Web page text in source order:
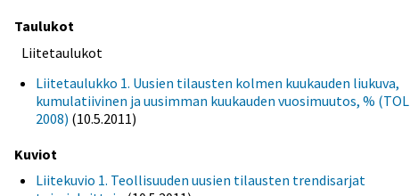
Taulukot
Liitetaulukot
Liitetaulukko 1. Uusien tilausten kolmen kuukauden liukuva,
kumulatiivinen ja uusimman kuukauden vuosimuutos, % (TOL
2008) (10.5.2011)
Kuviot
Liitekuvio 1. Teollisuuden uusien tilausten trendisarjat